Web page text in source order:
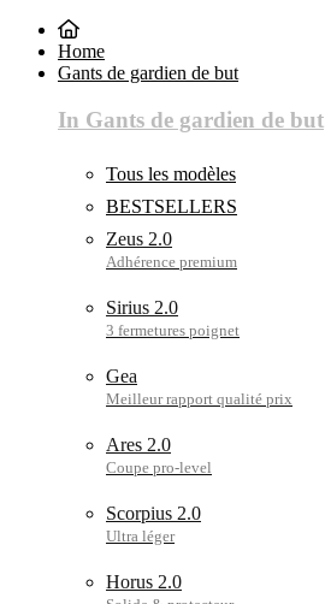
Home
Gants de gardien de but
In Gants de gardien de but
Tous les modèles
BESTSELLERS
Zeus 2.0
Sirius 2.0
Gea
Ares 2.0
Scorpius 2.0
Horus 2.0